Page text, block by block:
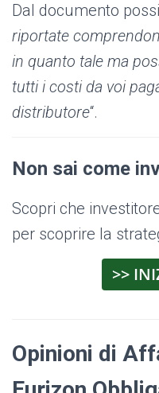
Dal documento
riportate
in quanto tale ma
tutti i costi da voi
distributore“.
Non sai come
Scopri che
per scoprire la
>>
Opinioni di